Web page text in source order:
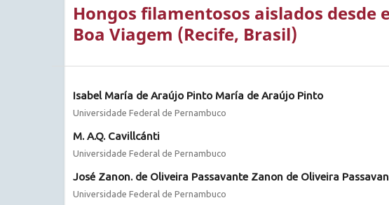
Hongos filamentosos aislados desde
Boa Viagem (Recife, Brasil)
Isabel María de Araújo Pinto María de Araújo Pinto
Universidade Federal de Pernambuco
M. A.Q. Cavillcánti
Universidade Federal de Pernambuco
José Zanon. de Oliveira Passavante Zanon de Oliveira
Universidade Federal de Pernambuco